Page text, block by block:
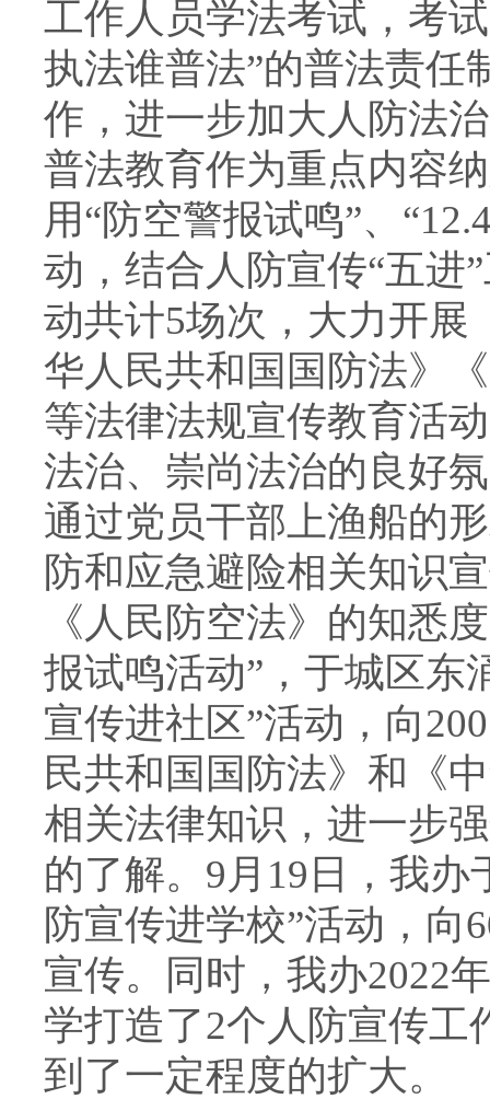
工作人员学法考试，考
执法谁普法”的普法责任
作，进一步加大人防法
普法教育作为重点内容
用“防空警报试鸣”、
动，结合人防宣传“五进
动共计5场次，大力开展
华人民共和国国防法》
等法律法规宣传教育活
法治、崇尚法治的良好
通过党员干部上渔船的
防和应急避险相关知识
《人民防空法》的知悉
报试鸣活动”，于城区东
宣传进社区”活动，向
民共和国国防法》和《
相关法律知识，进一步
的了解。9月19日，我
防宣传进学校”活动，向
宣传。同时，我办2022
学打造了2个人防宣传工
到了一定程度的扩大。